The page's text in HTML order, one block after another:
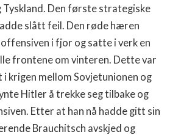
Tyskland. Den første strategiske
slått feil. Den røde hæren
i fjor og satte i verk en
frontene om vinteren. Dette var
krigen mellom Sov­jetunionen og
Hitler å trekke seg tilbake og
Etter at han nå hadde gitt sin
Brauchitsch avskjed og